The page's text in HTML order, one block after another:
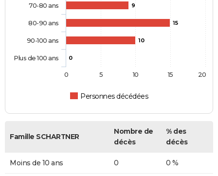
9
15
10
0
Personnes décédées
70-80 ans
80-90 ans
90-100 ans
Plus de 100 ans
0 5 10 15 20
Famille SCHARTNER
Nombre de
décès
% des
décès
Moins de 10 ans 0 0 %